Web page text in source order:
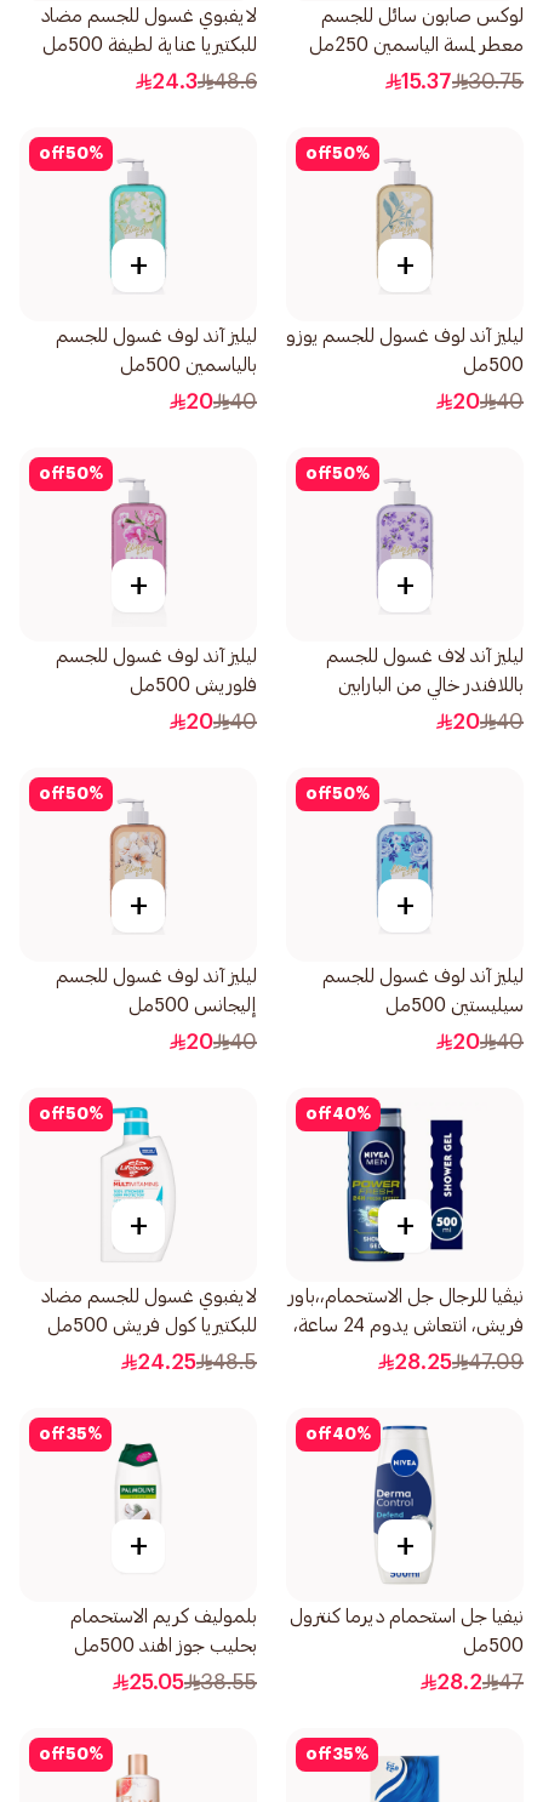
لوكس صابون سائل للجسم
معطر لمسة الياسمين 250مل
30.75
15.37
لايفبوي غسول للجسم مضاد
للبكتيريا عناية لطيفة 500مل
48.6
24.3
50%
off
+
ليليز آند لوف غسول للجسم يوزو
500مل
40
20
50%
off
+
ليليز آند لوف غسول للجسم
بالياسمين 500مل
40
20
50%
off
+
ليليز آند لاف غسول للجسم
باللافندر خالي من البارابين
500مل
40
20
50%
off
+
ليليز آند لوف غسول للجسم
فلوريش 500مل
40
20
50%
off
+
ليليز آند لوف غسول للجسم
سيليستين 500مل
40
20
50%
off
+
ليليز آند لوف غسول للجسم
إليجانس 500مل
40
20
40%
off
+
نيڤيا للرجال جل الاستحمام،،باور
فريش، انتعاش يدوم 24 ساعة،
برائحة الفواكه الحمضية، 500مل
47.09
28.25
50%
off
+
لايفبوي غسول للجسم مضاد
للبكتيريا كول فريش 500مل
48.5
24.25
40%
off
+
نيفيا جل استحمام ديرما كنترول
500مل
47
28.2
35%
off
+
بلموليف كريم الاستحمام
بحليب جوز الهند 500مل
38.55
25.05
35%
off
50%
off